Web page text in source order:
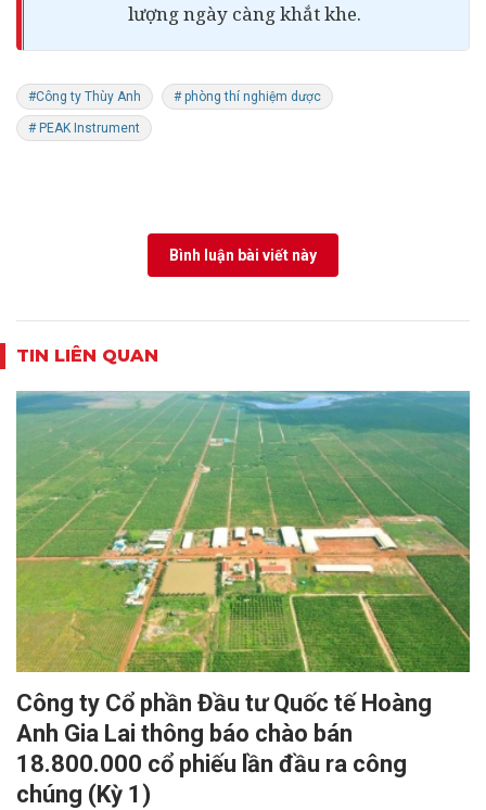
lượng ngày càng khắt khe.
#Công ty Thùy Anh # phòng thí nghiệm dược
# PEAK Instrument
Bình luận bài viết này
TIN LIÊN QUAN
Công ty Cổ phần Đầu tư Quốc tế Hoàng
Anh Gia Lai thông báo chào bán
18.800.000 cổ phiếu lần đầu ra công
chúng (Kỳ 1)